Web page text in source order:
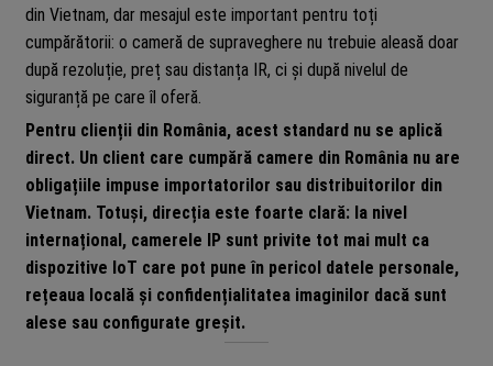
din Vietnam, dar mesajul este important pentru toți
cumpărătorii: o cameră de supraveghere nu trebuie aleasă doar
după rezoluție, preț sau distanța IR, ci și după nivelul de
siguranță pe care îl oferă.
Pentru clienții din România, acest standard nu se aplică
direct. Un client care cumpără camere din România nu are
obligațiile impuse importatorilor sau distribuitorilor din
Vietnam. Totuși, direcția este foarte clară: la nivel
internațional, camerele IP sunt privite tot mai mult ca
dispozitive IoT care pot pune în pericol datele personale,
rețeaua locală și confidențialitatea imaginilor dacă sunt
alese sau configurate greșit.